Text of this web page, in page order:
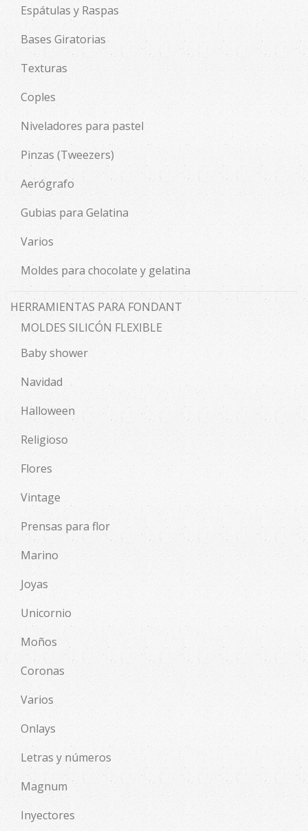
Espátulas y Raspas
Bases Giratorias
Texturas
Coples
Niveladores para pastel
Pinzas (Tweezers)
Aerógrafo
Gubias para Gelatina
Varios
Moldes para chocolate y gelatina
HERRAMIENTAS PARA FONDANT
MOLDES SILICÓN FLEXIBLE
Baby shower
Navidad
Halloween
Religioso
Flores
Vintage
Prensas para flor
Marino
Joyas
Unicornio
Moños
Coronas
Varios
Onlays
Letras y números
Magnum
Inyectores